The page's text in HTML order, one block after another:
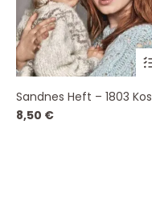
Sandnes Heft – 1803 Kos
8,50 €